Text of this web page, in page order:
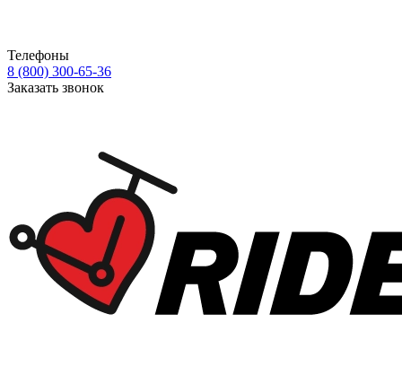
Телефоны
8 (800) 300-65-36
Заказать звонок